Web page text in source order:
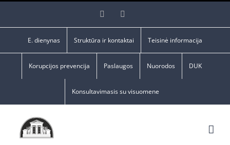
Facebook
E. dienynas Struktūra ir kontaktai Teisinė informacija
Korupcijos prevencija Paslaugos Nuorodos DUK
Konsultavimasis su visuomene